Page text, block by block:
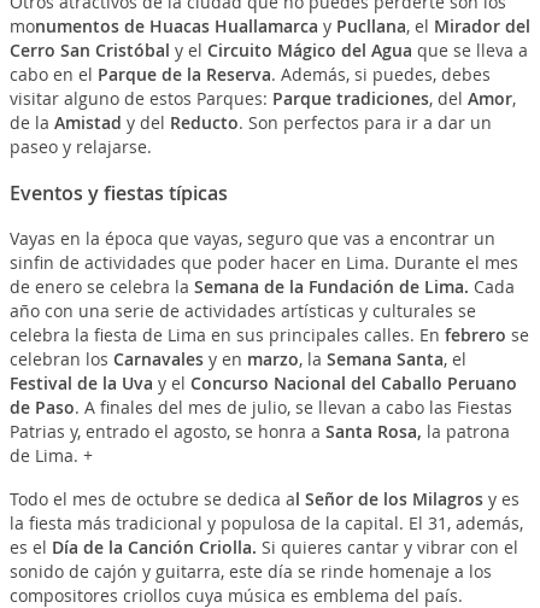
monumentos de Huacas Huallamarca y Pucllana, el Mirador del
Cerro San Cristóbal y el Circuito Mágico del Agua que se lleva a
cabo en el Parque de la Reserva. Además, si puedes, debes
visitar alguno de estos Parques: Parque tradiciones, del Amor,
de la Amistad y del Reducto. Son perfectos para ir a dar un
paseo y relajarse.
Eventos y fiestas típicas
Vayas en la época que vayas, seguro que vas a encontrar un
sinfin de actividades que poder hacer en Lima. Durante el mes
de enero se celebra la Semana de la Fundación de Lima. Cada
año con una serie de actividades artísticas y culturales se
celebra la fiesta de Lima en sus principales calles. En febrero se
celebran los Carnavalesy en marzo, la Semana Santa, el
Festival de la Uva y el Concurso Nacional del Caballo Peruano
de Paso. A finales del mes de julio, se llevan a cabo las Fiestas
Patrias y, entrado el agosto, se honra a Santa Rosa, la patrona
de Lima. +
Todo el mes de octubre se dedica al Señor de los Milagrosy es
la fiesta más tradicional y populosa de la capital. El 31, además,
es el Día de la Canción Criolla. Si quieres cantar y vibrar con el
sonido de cajón y guitarra, este día se rinde homenaje a los
compositores criollos cuya música es emblema del país.